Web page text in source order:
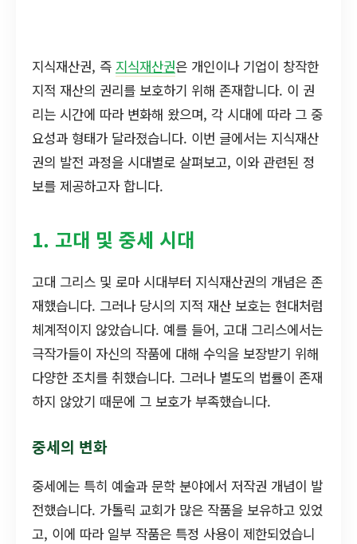
지식재산권, 즉 지식재산권은 개인이나 기업이 창작한
지적 재산의 권리를 보호하기 위해 존재합니다. 이 권
리는 시간에 따라 변화해 왔으며, 각 시대에 따라 그 중
요성과 형태가 달라졌습니다. 이번 글에서는 지식재산
권의 발전 과정을 시대별로 살펴보고, 이와 관련된 정
보를 제공하고자 합니다.
1. 고대 및 중세 시대
고대 그리스 및 로마 시대부터 지식재산권의 개념은 존
재했습니다. 그러나 당시의 지적 재산 보호는 현대처럼
체계적이지 않았습니다. 예를 들어, 고대 그리스에서는
극작가들이 자신의 작품에 대해 수익을 보장받기 위해
다양한 조치를 취했습니다. 그러나 별도의 법률이 존재
하지 않았기 때문에 그 보호가 부족했습니다.
중세의 변화
중세에는 특히 예술과 문학 분야에서 저작권 개념이 발
전했습니다. 가톨릭 교회가 많은 작품을 보유하고 있었
고, 이에 따라 일부 작품은 특정 사용이 제한되었습니